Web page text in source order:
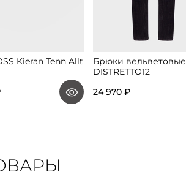
Kieran Tenn Allt
Брюки вельветовые
DISTRETTO12
24 970 ₽